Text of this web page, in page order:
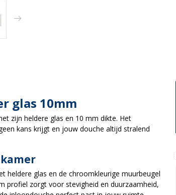
glas 10mm
zijn heldere glas en 10 mm dikte. Het
kans krijgt en jouw douche altijd stralend
heldere glas en de chroomkleurige muurbeugel
profiel zorgt voor stevigheid en duurzaamheid,